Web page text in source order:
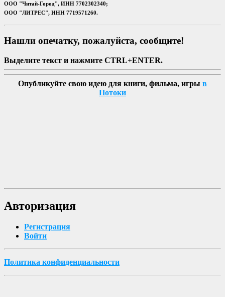
ООО "Читай-Город", ИНН 7702302340;
ООО "ЛИТРЕС", ИНН 7719571260.
Нашли опечатку, пожалуйста, сообщите!
Выделите текст и нажмите CTRL+ENTER.
Опубликуйте свою идею для книги, фильма, игры в
Потоки
Авторизация
Регистрация
Войти
Политика конфиденциальности